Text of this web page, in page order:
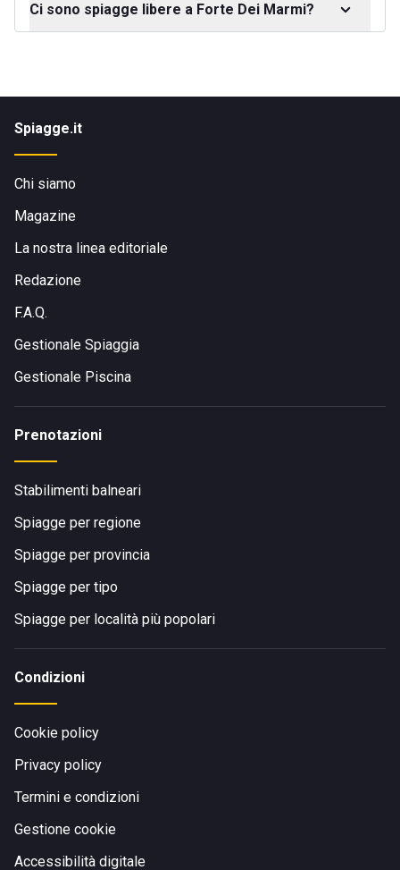
Ci sono spiagge libere a Forte Dei Marmi?
Spiagge.it
Chi siamo
Magazine
La nostra linea editoriale
Redazione
F.A.Q.
Gestionale Spiaggia
Gestionale Piscina
Prenotazioni
Stabilimenti balneari
Spiagge per regione
Spiagge per provincia
Spiagge per tipo
Spiagge per località più popolari
Condizioni
Cookie policy
Privacy policy
Termini e condizioni
Gestione cookie
Accessibilità digitale